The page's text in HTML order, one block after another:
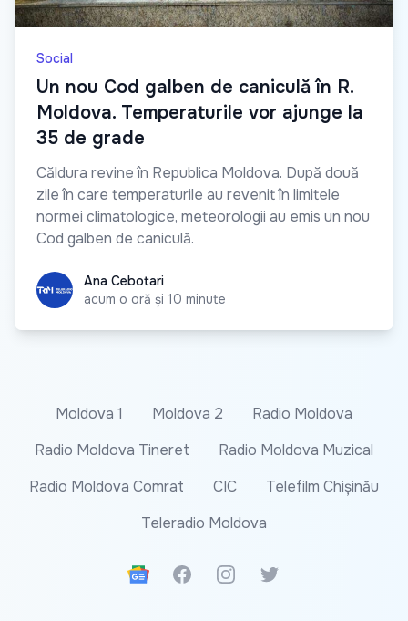
Social
Un nou Cod galben de caniculă în R.
Moldova. Temperaturile vor ajunge la
35 de grade
Căldura revine în Republica Moldova. După două
zile în care temperaturile au revenit în limitele
normei climatologice, meteorologii au emis un nou
Cod galben de caniculă.
Ana CebotariAna Cebotari
acum o oră și 10 minute
Moldova 1 Moldova 2
Radio Moldova
Radio Moldova Tineret
Radio Moldova Muzical
Radio Moldova Comrat
CIC
Telefilm Chișinău
Teleradio Moldova
Google News
FacebookInstagramTwitter